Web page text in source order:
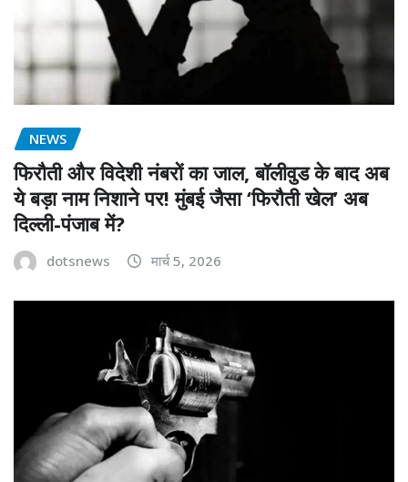
NEWS
फिरौती और विदेशी नंबरों का जाल, बॉलीवुड के बाद अब
ये बड़ा नाम निशाने पर! मुंबई जैसा ‘फिरौती खेल’ अब
दिल्ली-पंजाब में?
dotsnews मार्च 5, 2026